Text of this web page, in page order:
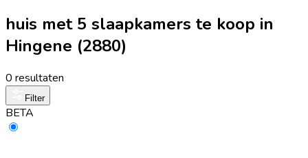
huis met 5 slaapkamers te koop in
Hingene (2880)
0 resultaten
Filter
BETA